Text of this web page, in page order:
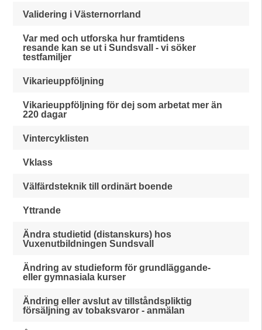
Validering i Västernorrland
Var med och utforska hur framtidens
resande kan se ut i Sundsvall - vi söker
testfamiljer
Vikarieuppföljning
Vikarieuppföljning för dej som arbetat mer än
220 dagar
Vintercyklisten
Vklass
Välfärdsteknik till ordinärt boende
Yttrande
Ändra studietid (distanskurs) hos
Vuxenutbildningen Sundsvall
Ändring av studieform för grundläggande-
eller gymnasiala kurser
Ändring eller avslut av tillståndspliktig
försäljning av tobaksvaror - anmälan